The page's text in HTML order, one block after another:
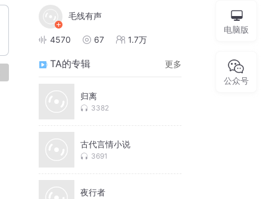
毛线有声
4570 67 1.7万
TA的专辑 更多
归离
3382
古代言情小说
3691
夜行者
电脑版
公众号